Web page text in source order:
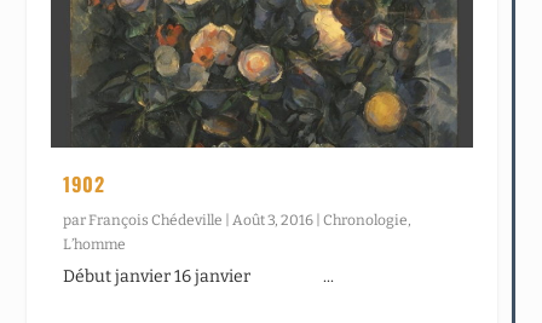
1902
par François Chédeville Août 3, 2016 |Chronologie
L’homme
Début janvier 16 janvier ...